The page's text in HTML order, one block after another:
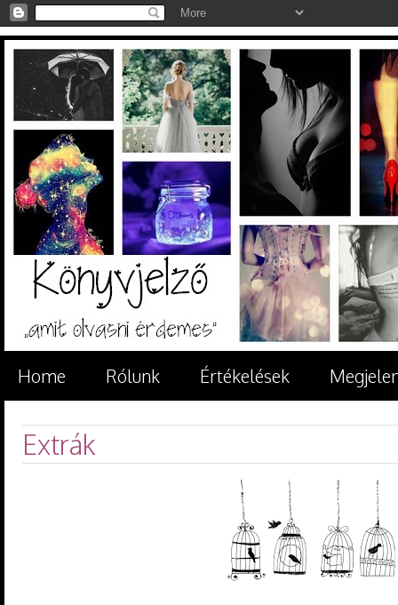
Home Rólunk Értékelések
Extrák